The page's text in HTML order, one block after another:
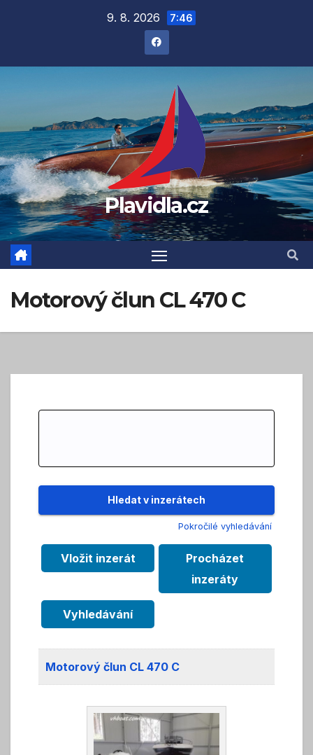
9. 8. 2026 7:46
Plavidla.cz
Motorový člun CL 470 C
Pokročilé vyhledávání
Vložit inzerát
Procházet
inzeráty
Vyhledávání
Motorový člun CL 470 C